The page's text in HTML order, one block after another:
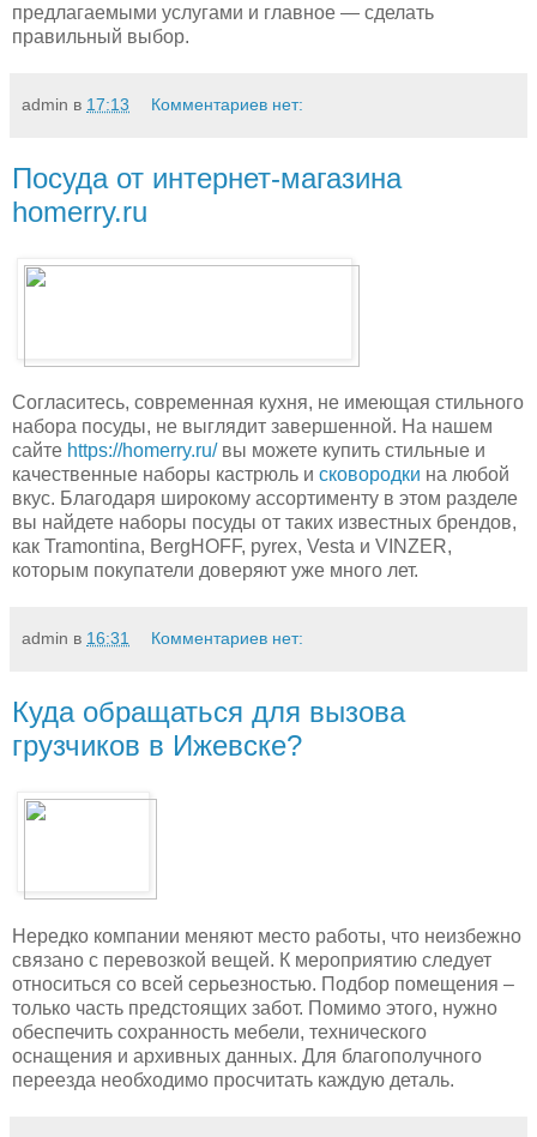
предлагаемыми услугами и главное — сделать
правильный выбор.
admin в 17:13 Комментариев нет:
Посуда от интернет-магазина
homerry.ru
Согласитесь, современная кухня, не имеющая стильного
набора посуды, не выглядит завершенной. На нашем
сайте https://homerry.ru/ вы можете купить стильные и
качественные наборы кастрюль и сковородки на любой
вкус. Благодаря широкому ассортименту в этом разделе
вы найдете наборы посуды от таких известных брендов,
как Tramontina, BergHOFF, pyrex, Vesta и VINZER,
которым покупатели доверяют уже много лет.
admin в 16:31 Комментариев нет:
Куда обращаться для вызова
грузчиков в Ижевске?
Нередко компании меняют место работы, что неизбежно
связано с перевозкой вещей. К мероприятию следует
относиться со всей серьезностью. Подбор помещения –
только часть предстоящих забот. Помимо этого, нужно
обеспечить сохранность мебели, технического
оснащения и архивных данных. Для благополучного
переезда необходимо просчитать каждую деталь.